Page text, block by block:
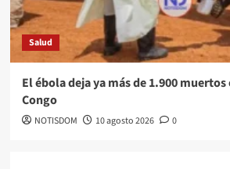
Salud
El ébola deja ya más de 1.900
Congo
NOTISDOM 10 agosto 2026 0